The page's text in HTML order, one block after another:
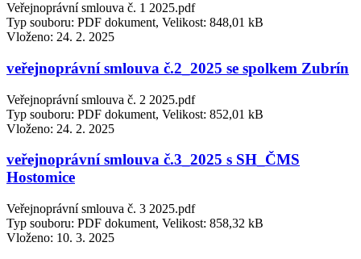
Veřejnoprávní smlouva č. 1 2025.pdf
Typ souboru: PDF dokument, Velikost: 848,01 kB
Vloženo: 24. 2. 2025
veřejnoprávní smlouva č.2_2025 se spolkem Zubrín
Veřejnoprávní smlouva č. 2 2025.pdf
Typ souboru: PDF dokument, Velikost: 852,01 kB
Vloženo: 24. 2. 2025
veřejnoprávní smlouva č.3_2025 s SH_ČMS
Hostomice
Veřejnoprávní smlouva č. 3 2025.pdf
Typ souboru: PDF dokument, Velikost: 858,32 kB
Vloženo: 10. 3. 2025